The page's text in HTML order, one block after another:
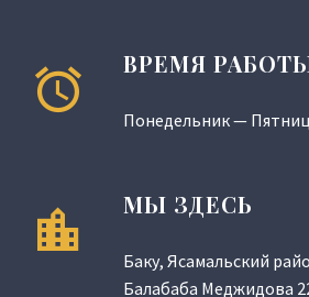
ВРЕМЯ
Понедельник —
МЫ ЗДЕСЬ
Баку, Ясамальский
Балабаба Меджидова